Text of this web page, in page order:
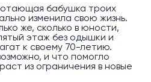
бабушка троих
изменила свою жизнь.
же, сколько в юности,
этаж без одышки и
к своему 70-летию.
и что помогло
из ограничения в новые